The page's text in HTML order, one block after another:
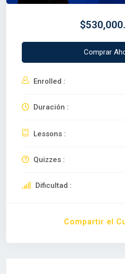
Comprar
Enrolled :
Duración :
Lessons :
Quizzes :
Dificultad :
Compartir el